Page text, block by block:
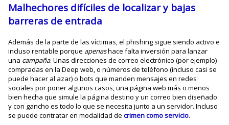
Malhechores difíciles de localizar y bajas
barreras de entrada
Además de la parte de las víctimas, el phishing sigue siendo activo e
incluso rentable porque apenashace falta inversión para lanzar
una campaña. Unas direcciones de correo electrónico (por ejemplo)
compradas en la Deep web, o números de teléfono (incluso casi se
puede hacer al azar) o bots que manden mensajes en redes
sociales por poner algunos casos, una página web más o menos
bien hecha que simule la página destino y un correo bien diseñado
y con gancho es todo lo que se necesita junto a un servidor. Incluso
se puede contratar en modalidad decrimen como servicio.